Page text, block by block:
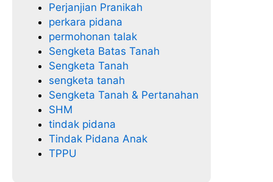
Perjanjian Pranikah
perkara pidana
permohonan talak
Sengketa Batas Tanah
Sengketa Tanah
sengketa tanah
Sengketa Tanah & Pertanahan
SHM
tindak pidana
Tindak Pidana Anak
TPPU